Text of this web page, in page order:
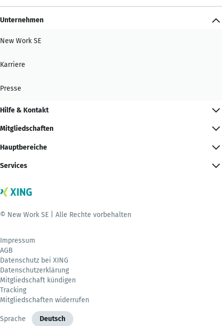
Unternehmen
New Work SE
Karriere
Presse
Hilfe & Kontakt
Mitgliedschaften
Hauptbereiche
Services
© New Work SE | Alle Rechte vorbehalten
Impressum
AGB
Datenschutz bei XING
Datenschutzerklärung
Mitgliedschaft kündigen
Tracking
Mitgliedschaften widerrufen
Sprache Deutsch